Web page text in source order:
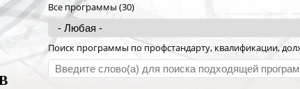
Все программы (30)
Поиск программы по профстандарту, квалификации,